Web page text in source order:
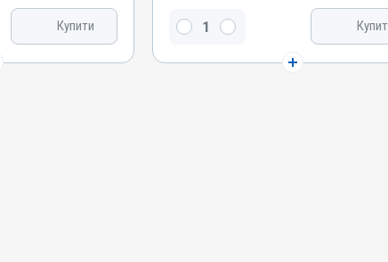
Купити
Оксиклозанід, Фенбендазол
ВРХ, Вівці, Кози, Верблюди